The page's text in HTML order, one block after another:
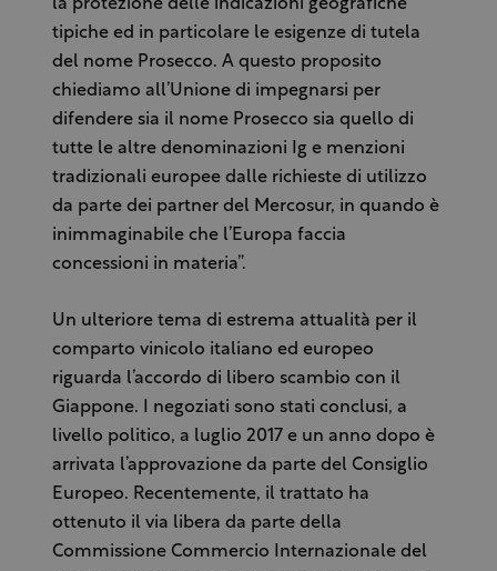
la protezione delle indicazioni geografiche
tipiche ed in particolare le esigenze di tutela
del nome Prosecco. A questo proposito
chiediamo all’Unione di impegnarsi per
difendere sia il nome Prosecco sia quello di
tutte le altre denominazioni Ig e menzioni
tradizionali europee dalle richieste di utilizzo
da parte dei partner del Mercosur, in quando è
inimmaginabile che l’Europa faccia
concessioni in materia”.
Un ulteriore tema di estrema attualità per il
comparto vinicolo italiano ed europeo
riguarda l’accordo di libero scambio con il
Giappone. I negoziati sono stati conclusi, a
livello politico, a luglio 2017 e un anno dopo è
arrivata l’approvazione da parte del Consiglio
Europeo. Recentemente, il trattato ha
ottenuto il via libera da parte della
Commissione Commercio Internazionale del